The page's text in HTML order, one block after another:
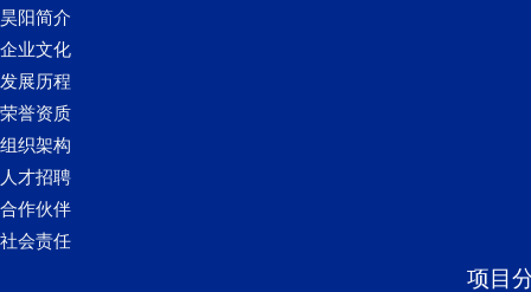
昊阳简介
企业文化
发展历程
荣誉资质
组织架构
人才招聘
合作伙伴
社会责任
项目